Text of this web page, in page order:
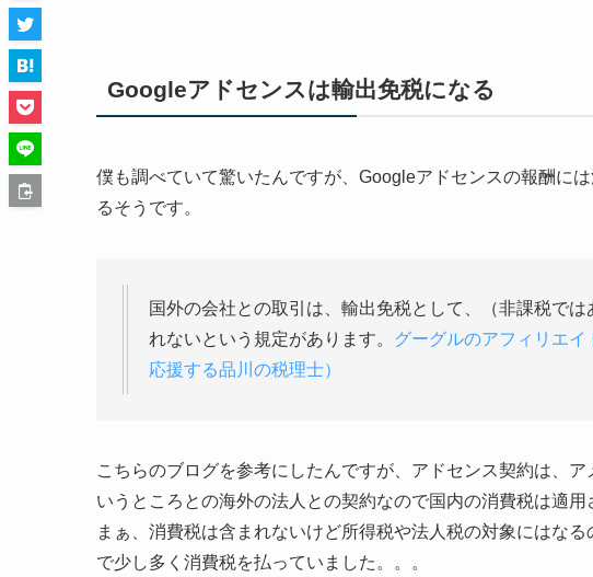
Googleアドセンスは輸出免税になる
僕も調べていて驚いたんですが、Googleアドセンスの報酬に
るそうです。
国外の会社との取引は、輸出免税として、（非課税で
れないという規定があります。 グーグルのアフィリエ
応援する品川の税理士）
こちらのブログを参考にしたんですが、アドセンス契約は、
いうところとの海外の法人との契約なので国内の消費税は適用
まぁ、消費税は含まれないけど所得税や法人税の対象にはな
で少し多く消費税を払っていました。。。